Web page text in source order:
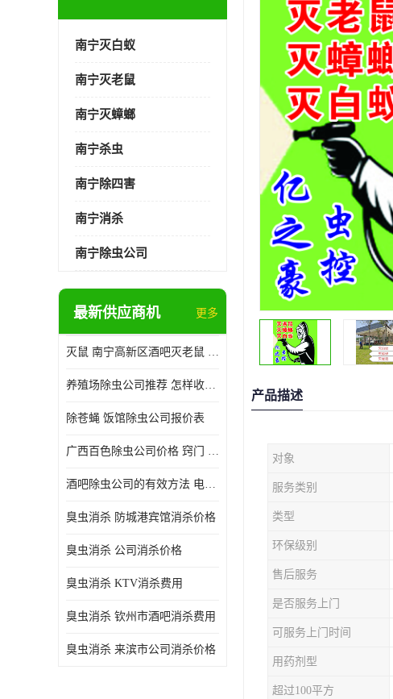
南宁灭白蚁
南宁灭老鼠
南宁灭蟑螂
南宁杀虫
南宁除四害
南宁消杀
南宁除虫公司
最新供应商机 更多
灭鼠 南宁高新区酒吧灭老鼠 诚信经营
养殖场除虫公司推荐 怎样收费 除苍蝇
除苍蝇 饭馆除虫公司报价表
广西百色除虫公司价格 窍门 除蟑螂
酒吧除虫公司的有效方法 电话 除螨虫
臭虫消杀 防城港宾馆消杀价格
臭虫消杀 公司消杀价格
臭虫消杀 KTV消杀费用
臭虫消杀 钦州市酒吧消杀费用
臭虫消杀 来滨市公司消杀价格
产品描述
对象
服务类别
类型
环保级别
售后服务
是否服务上门
可服务上门时间
用药剂型
超过100平方